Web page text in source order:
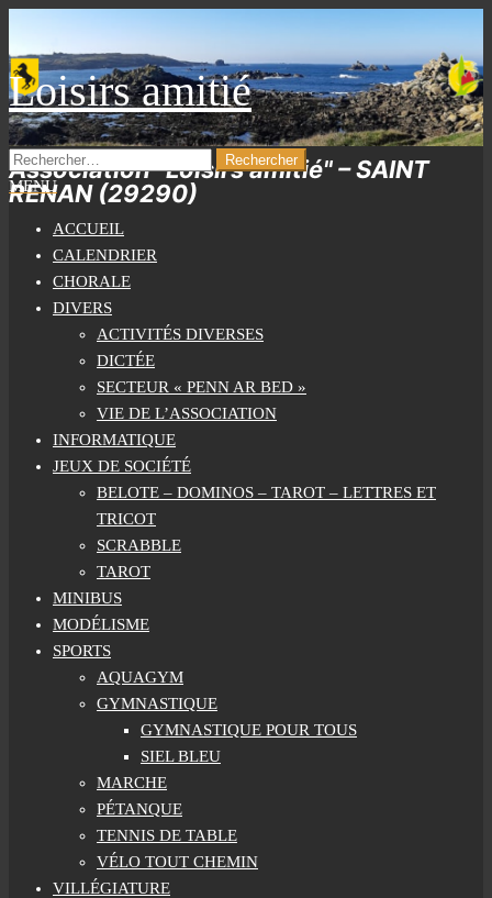
the
content
Loisirs amitié
Association "Loisirs amitié" – SAINT
RENAN (29290)
RECHERCHER :
MENU
ACCUEIL
CALENDRIER
CHORALE
DIVERS
ACTIVITÉS DIVERSES
DICTÉE
SECTEUR « PENN AR BED »
VIE DE L’ASSOCIATION
INFORMATIQUE
JEUX DE SOCIÉTÉ
BELOTE – DOMINOS – TAROT – LETTRES ET
TRICOT
SCRABBLE
TAROT
MINIBUS
MODÉLISME
SPORTS
AQUAGYM
GYMNASTIQUE
GYMNASTIQUE POUR TOUS
SIEL BLEU
MARCHE
PÉTANQUE
TENNIS DE TABLE
VÉLO TOUT CHEMIN
VILLÉGIATURE